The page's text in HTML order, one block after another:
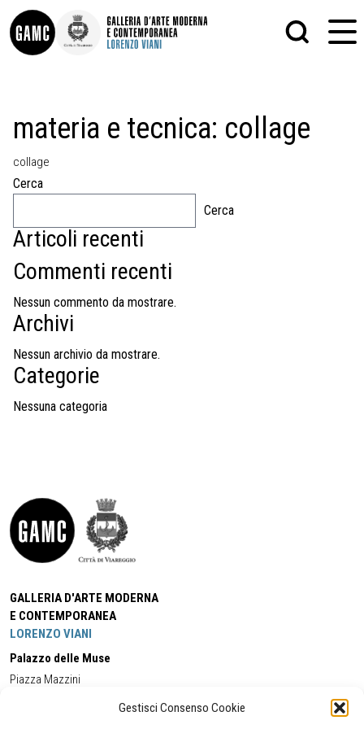
Gestisci Consenso Cookie
CONTATTI
SHOP
LE COLLEZIONI
LORENZO VIANI
MOSTRE
EVENTI
PALAZZO DELLE MUSE
GRAFICA
PITTURA
MATRICI XILOGRAFICHE
FOTOGRAFIA
materia e tecnica: collage
collage
Cerca
Cerca
Articoli recenti
Commenti recenti
Nessun commento da mostrare.
Archivi
Nessun archivio da mostrare.
Categorie
Nessuna categoria
GALLERIA D'ARTE MODERNA
E CONTEMPORANEA
LORENZO VIANI
Palazzo delle Muse
Piazza Mazzini
Cell:+39 338 5714978 (orario apertura Galleria)